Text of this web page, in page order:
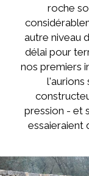
roche
autre niveau
délai pour
nos premiers
l'aurions
pression - et
essaieraient